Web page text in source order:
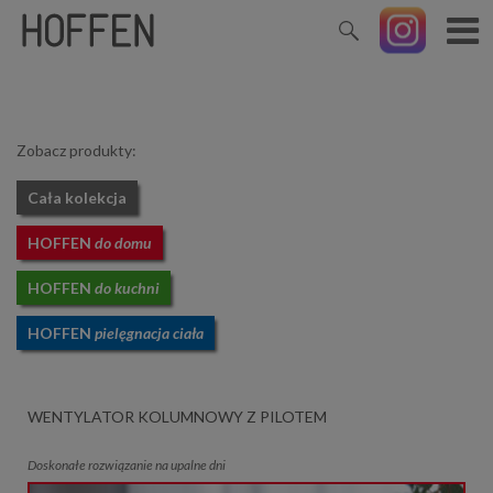
Zobacz produkty:
Cała kolekcja
HOFFEN do domu
HOFFEN do kuchni
HOFFEN pielęgnacja ciała
WENTYLATOR KOLUMNOWY Z PILOTEM
Doskonałe rozwiązanie na upalne dni